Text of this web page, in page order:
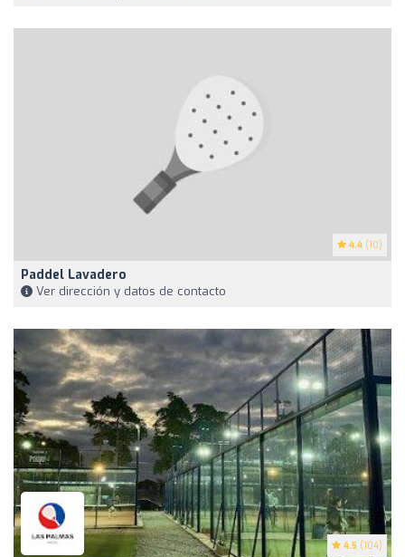
4.4 (10)
Paddel Lavadero
Ver dirección y datos de contacto
4.5 (104)